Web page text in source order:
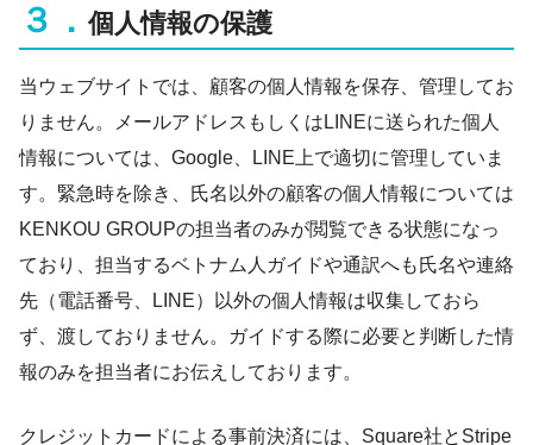
３． 個人情報の保護
当ウェブサイトでは、顧客の個人情報を保存、管理してお
りません。メールアドレスもしくはLINEに送られた個人
情報については、Google、LINE上で適切に管理していま
す。緊急時を除き、氏名以外の顧客の個人情報については
KENKOU GROUPの担当者のみが閲覧できる状態になっ
ており、担当するベトナム人ガイドや通訳へも氏名や連絡
先（電話番号、LINE）以外の個人情報は収集しておら
ず、渡しておりません。ガイドする際に必要と判断した情
報のみを担当者にお伝えしております。
クレジットカードによる事前決済には、Square社とStripe